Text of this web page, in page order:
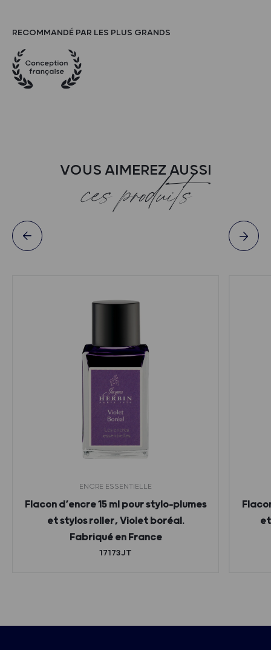
RECOMMANDÉ PAR LES PLUS GRANDS
VOUS AIMEREZ AUSSI
ces produits
ENCRE ESSENTIELLE
Flacon d’encre 15 ml pour stylo-plumes
et stylos roller, Violet boréal.
Fabriqué en France
17173JT